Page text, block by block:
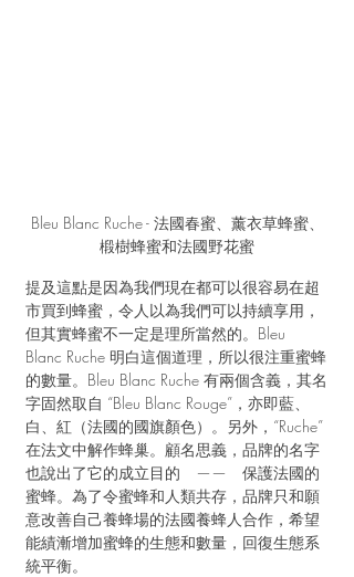
Bleu Blanc Ruche - 法國春蜜、薰衣草蜂蜜、
椴樹蜂蜜和法國野花蜜
提及這點是因為我們現在都可以很容易在超
市買到蜂蜜，令人以為我們可以持續享用，
但其實蜂蜜不一定是理所當然的。Bleu
Blanc Ruche 明白這個道理，所以很注重蜜蜂
的數量。Bleu Blanc Ruche 有兩個含義，其名
字固然取自 “Bleu Blanc Rouge”，亦即藍、
白、紅（法國的國旗顏色）。另外，“Ruche”
在法文中解作蜂巢。顧名思義，品牌的名字
也說出了它的成立目的　——　保護法國的
蜜蜂。為了令蜜蜂和人類共存，品牌只和願
意改善自己養蜂場的法國養蜂人合作，希望
能績漸增加蜜蜂的生態和數量，回復生態系
統平衡。